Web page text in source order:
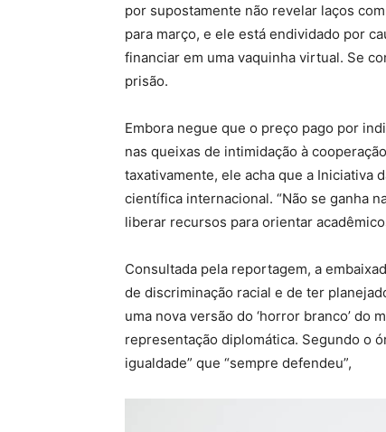
por supostamente não revelar laços
para março, e ele está endividado por
financiar em uma vaquinha virtual. Se
prisão.
Embora negue que o preço pago por
nas queixas de intimidação à
taxativamente, ele acha que a Iniciativa
científica internacional. “Não se ganha
liberar recursos para orientar
Consultada pela reportagem, a
de discriminação racial e de ter
uma nova versão do ‘horror branco’ do
representação diplomática. Segundo o
igualdade” que “sempre defendeu”,